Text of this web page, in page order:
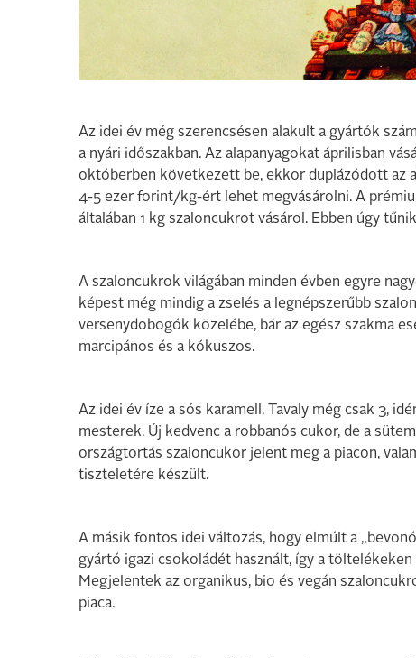
Az idei év még szerencsésen alakult a gyártók
a nyári időszakban. Az alapanyagokat áprilisban
októberben következett be, ekkor duplázódott az
4-5 ezer forint/kg-ért lehet megvásárolni. A
általában 1 kg szaloncukrot vásárol. Ebben úgy
A szaloncukrok világában minden évben egyre
képest még mindig a zselés a legnépszerűbb
versenydobogók közelébe, bár az egész szakma
marcipános és a kókuszos.
Az idei év íze a sós karamell. Tavaly még csak 3,
mesterek. Új kedvenc a robbanós cukor, de a
országtortás szaloncukor jelent meg a piacon,
tiszteletére készült.
A másik fontos idei változás, hogy elmúlt a
gyártó igazi csokoládét használt, így a
Megjelentek az organikus, bio és vegán
piaca.